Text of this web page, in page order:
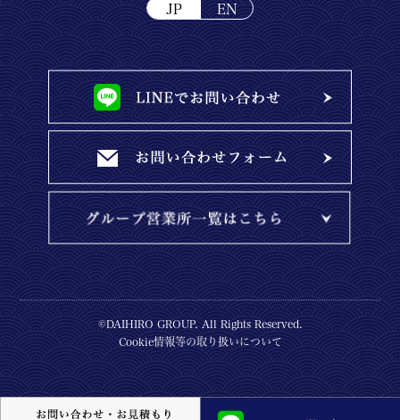
JP EN
©DAIHIRO GROUP. All Rights Reserved.
Cookie情報等の取り扱いについて